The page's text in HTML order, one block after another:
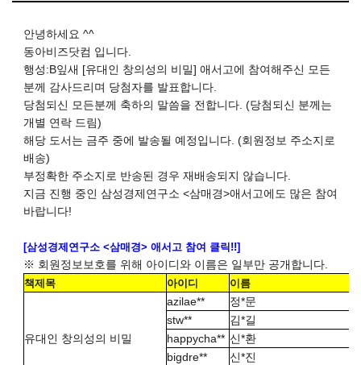
안녕하세요 ^^
동아비즈닷컴 입니다.
행성:B잎새 [유대인 창의성의 비밀] 애서고에 참여해주신 모든
분께 감사드리며 당첨자를 발표합니다.
당첨되신 모든분께 축하의 말씀을 전합니다. (당첨되신 분께는
개별 연락 드림)
해당 도서는 금주 중에 발송될 예정입니다. (회원정보 주소지로
배송)
부정확한 주소지로 반송된 경우 재배송되지 않습니다.
지금 진행 중인 삼성경제연구소 <삼매경>애서고에도 많은 참여
바랍니다!
[삼성경제연구소 <삼매경> 애서고 참여 클릭!!]
※ 회원정보보호를 위해 아이디와 이름은 일부만 공개합니다.
책제목 아이디 이름
유대인 창의성의 비밀
azilae**
정*문
stw**
김*길
happycha** 신*환
bigdre**
신*진